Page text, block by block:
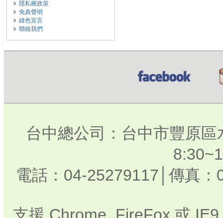
隱私權政策
免責聲明
綠色宣言
聯絡我們
台中總公司：台中市豐原
電話：04-25279117│傳真